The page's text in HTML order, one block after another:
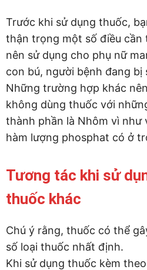
Trước khi sử dụng thuốc,
thận trọng một số điều cần
nên sử dụng cho phụ nữ
con bú, người bệnh đang
Những trường hợp khác
không dùng thuốc với
thành phần là Nhôm vì như
hàm lượng phosphat có ở
Tương tác khi sử
thuốc khác
Chú ý rằng, thuốc có thể
số loại thuốc nhất định.
Khi sử dụng thuốc kèm